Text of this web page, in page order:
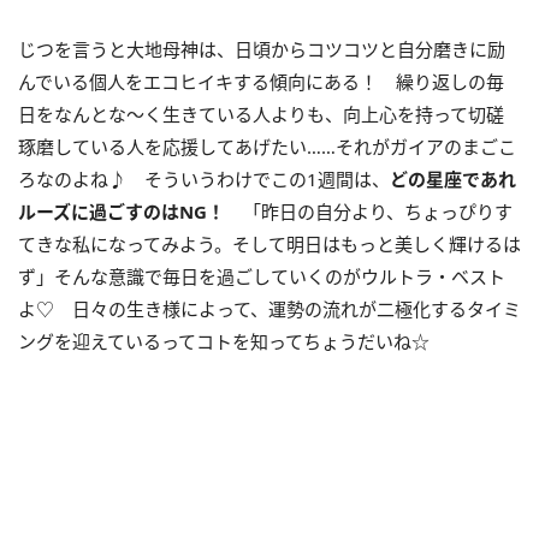
じつを言うと大地母神は、日頃からコツコツと自分磨きに励
んでいる個人をエコヒイキする傾向にある！ 繰り返しの毎
日をなんとな〜く生きている人よりも、向上心を持って切磋
琢磨している人を応援してあげたい……それがガイアのまごこ
ろなのよね♪ そういうわけでこの1週間は、 どの星座であれ
ルーズに過ごすのはNG ！
「昨日の自分より、ちょっぴりす
てきな私になってみよう。そして明日はもっと美しく輝けるは
ず」そんな意識で毎日を過ごしていくのがウルトラ・ベスト
よ♡ 日々の生き様によって、運勢の流れが二極化するタイミ
ングを迎えているってコトを知ってちょうだいね☆